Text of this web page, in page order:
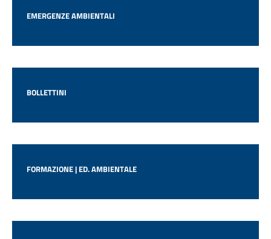
EMERGENZE AMBIENTALI
BOLLETTINI
FORMAZIONE | ED. AMBIENTALE